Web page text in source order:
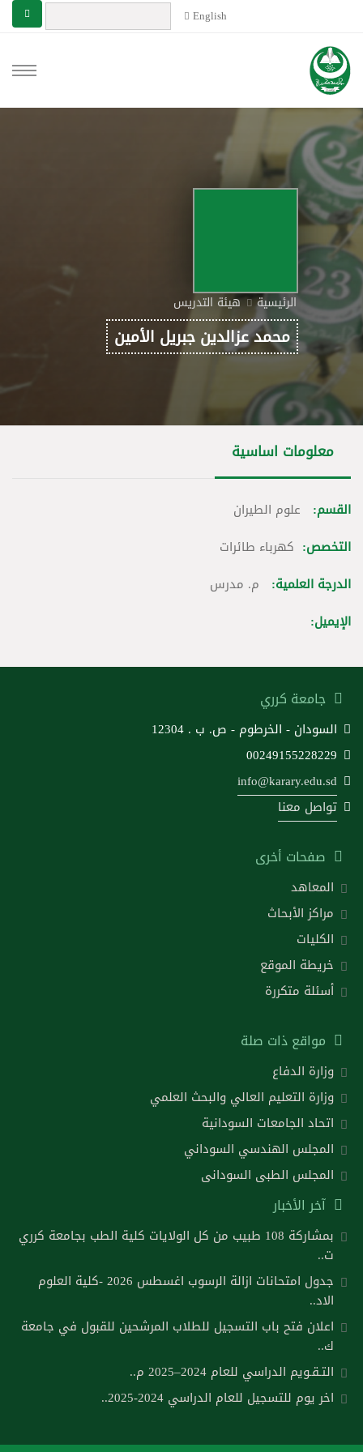
English
الرئيسية هيئة التدريس
محمد عزالدين جبريل الأمين
معلومات اساسية
القسم: علوم الطيران
التخصص: كهرباء طائرات
الدرجة العلمية:
م. مدرس
الإيميل:
جامعة كرري
السودان - الخرطوم - ص. ب . 12304
00249155228229
info@karary.edu.sd
تواصل معنا
صفحات أخرى
المعاهد
مراكز الأبحاث
الكليات
خريطة الموقع
أسئلة متكررة
مواقع ذات صلة
وزارة الدفاع
وزارة التعليم العالي والبحث العلمي
اتحاد الجامعات السودانية
المجلس الهندسي السوداني
المجلس الطبى السودانى
آخر الأخبار
بمشاركة 108 طبيب من كل الولايات كلية الطب بجامعة كرري
ت..
جدول امتحانات ازالة الرسوب اغسطس 2026 -كلية العلوم
الاد..
اعلان فتح باب التسجيل للطلاب المرشحين للقبول في جامعة
ك..
التـقـويم الدراسي للعام 2024–2025 م..
اخر يوم للتسجيل للعام الدراسي 2024-2025..